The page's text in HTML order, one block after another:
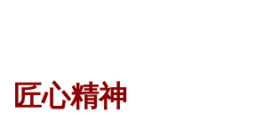
匠心精神